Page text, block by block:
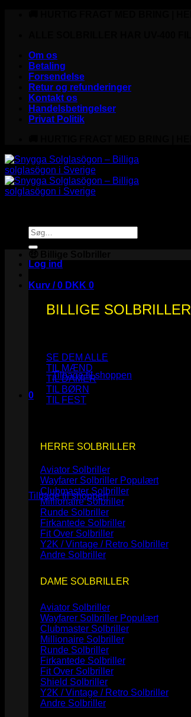
Om os
Betaling
Forsendelse
Retur og refunderinger
Kontakt os
Handelsbetingelser
Privat Politik
Søg
efter:
Log ind
Kurv /0 DKK 0
Ingen varer i kurven.
Tilbage til shoppen
0
Kurv
Ingen varer i kurven.
Tilbage til shoppen
BILLIGE SOLBRILLER
SE DEM ALLE
TIL MÆND
TIL DAMER
TIL BØRN
TIL FEST
HERRE SOLBRILLER
Aviator Solbriller
Wayfarer Solbriller
Clubmaster Solbriller
Millionaire Solbriller
Runde Solbriller
Firkantede Solbriller
Fit Over Solbriller
Y2K / Vintage / Retro Solbriller
Andre Solbriller
DAME SOLBRILLER
Aviator Solbriller
Wayfarer Solbriller
Clubmaster Solbriller
Millionaire Solbriller
Runde Solbriller
Firkantede Solbriller
Fit Over Solbriller
Shield Solbriller
Y2K / Vintage / Retro Solbriller
Andre Solbriller